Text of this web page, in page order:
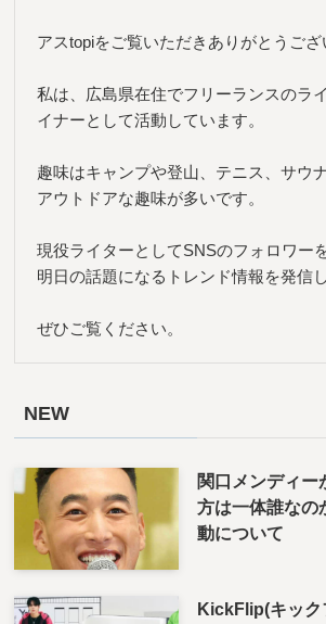
アスtopiをご覧いただきありがとうござ
私は、広島県在住でフリーランスのラ
イナーとして活動しています。
趣味はキャンプや登山、テニス、サウナ
アウトドアな趣味が多いです。
現役ライターとしてSNSのフォロワー
明日の話題になるトレンド情報を発信
ぜひご覧ください。
NEW
関口メンディー
方は一体誰なの
動について
KickFlip(キック